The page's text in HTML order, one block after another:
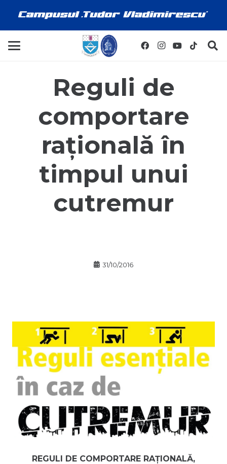
Reguli de
comportare
rațională în
timpul unui
cutremur
31/10/2016
REGULI DE COMPORTARE RAŢIONALĂ,